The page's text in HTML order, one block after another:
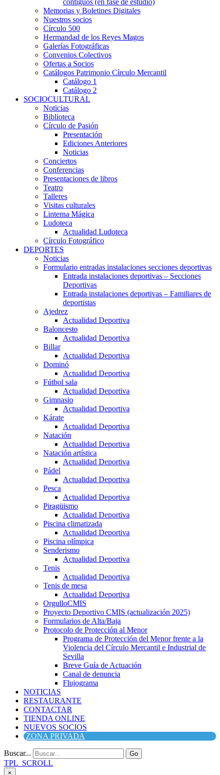
contiguos (en fase de estudio)
Memorias y Boletines Digitales
Nuestros socios
Círculo 500
Hermandad de los Reyes Magos
Galerías Fotográficas
Convenios Colectivos
Ofertas a Socios
Catálogos Patrimonio Círculo Mercantil
Catálogo 1
Catálogo 2
SOCIOCULTURAL
Noticias
Biblioteca
Círculo de Pasión
Presentación
Ediciones Anteriores
Noticias
Conciertos
Conferencias
Presentaciones de libros
Teatro
Talleres
Visitas culturales
Linterna Mágica
Ludoteca
Actualidad Ludoteca
Círculo Fotográfico
DEPORTES
Noticias
Formulario entradas instalaciones secciones deportivas
Entrada instalaciones deportivas – Secciones
Deportivas
Entrada instalaciones deportivas – Familiares de
deportistas
Ajedrez
Actualidad Deportiva
Baloncesto
Actualidad Deportiva
Billar
Actualidad Deportiva
Dominó
Actualidad Deportiva
Fútbol sala
Actualidad Deportiva
Gimnasio
Actualidad Deportiva
Kárate
Actualidad Deportiva
Natación
Actualidad Deportiva
Natación artística
Actualidad Deportiva
Pádel
Actualidad Deportiva
Pesca
Actualidad Deportiva
Piragüismo
Actualidad Deportiva
Piscina climatizada
Actualidad Deportiva
Piscina olímpica
Senderismo
Actualidad Deportiva
Tenis
Actualidad Deportiva
Tenis de mesa
Actualidad Deportiva
OrgulloCMIS
Proyecto Deportivo CMIS (actualización 2025)
Formularios de Alta/Baja
Protocolo de Protección al Menor
Programa de Protección del Menor frente a la
Violencia del Círculo Mercantil e Industrial de
Sevilla
Breve Guía de Actuación
Canal de denuncia
Flujograma
NOTICIAS
RESTAURANTE
CONTACTAR
TIENDA ONLINE
NUEVOS SOCIOS
ZONA PRIVADA
Buscar... Go
TPL_SCROLL
×